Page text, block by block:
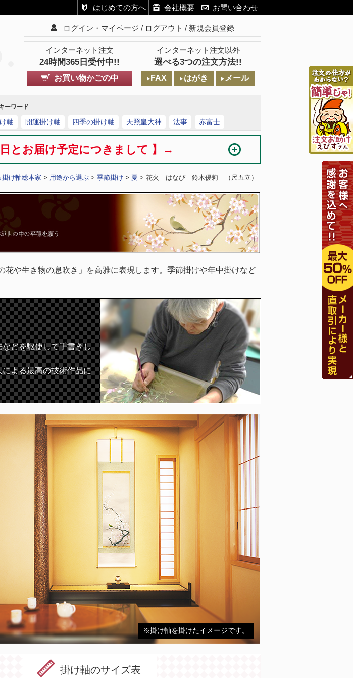
はじめての方へ 会社概要 お問い合わせ
ログイン・マイページ ログアウト 新規会員登録
インターネット注文
24時間365日受付中!!
インターネット注文以外
選べる3つの注文方法!!
お買い物かごの中 FAX はがき メール
ーワード
軸 開運掛け軸 四季の掛け軸 天照皇大神 法事 赤富士
日とお届け予定につきまして 】→
け軸総本家 > 用途から選ぶ > 季節掛け > 夏 > 花火 はなび 鈴木優莉 （尺五立）
花や生き物の息吹き」を高雅に表現します。季節掛けや年中掛けなど
どを駆使して手書きし
よる最高の技術作品に
※掛け軸を掛けたイメージです。
掛け軸のサイズ表